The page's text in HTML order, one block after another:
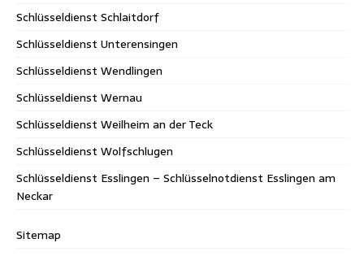
Schlüsseldienst Schlaitdorf
Schlüsseldienst Unterensingen
Schlüsseldienst Wendlingen
Schlüsseldienst Wernau
Schlüsseldienst Weilheim an der Teck
Schlüsseldienst Wolfschlugen
Schlüsseldienst Esslingen – Schlüsselnotdienst Esslingen am
Neckar
Sitemap